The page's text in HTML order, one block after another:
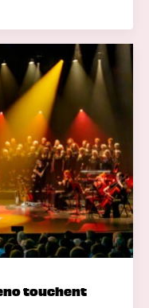
touchent